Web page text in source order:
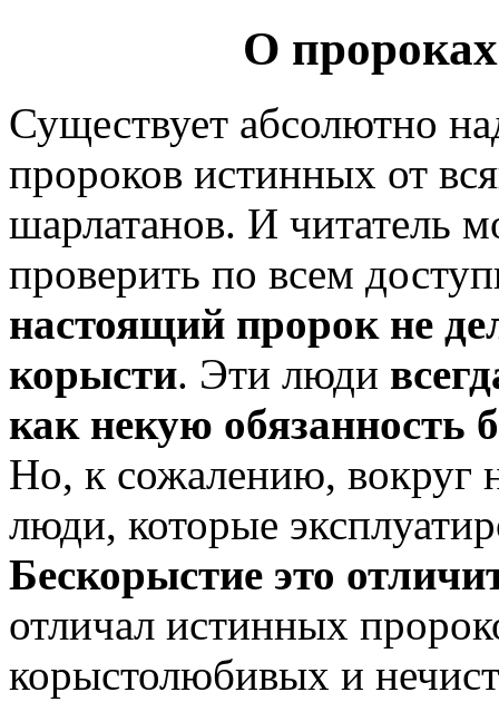
О
Существует абсолютно
пророков истинных от
шарлатанов. И читатель
проверить по всем
настоящий пророк не
корысти. Эти люди
как некую обязанность
Но, к сожалению, вокруг
люди, которые
Бескорыстие это
отличал истинных
корыстолюбивых и